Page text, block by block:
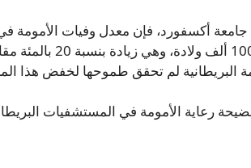
البريطانية لم تحقق طموحها لخفض هذا
رعاية الأمومة في المستشفيات